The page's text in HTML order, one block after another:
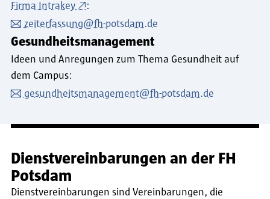
Firma Intrakey
:
zeiterfassung@fh-potsdam.de
Gesundheitsmanagement
Ideen und Anregungen zum Thema Gesundheit auf
dem Campus:
gesundheitsmanagement@fh-potsdam.de
Dienstvereinbarungen an der FH
Potsdam
Dienstvereinbarungen sind Vereinbarungen, die